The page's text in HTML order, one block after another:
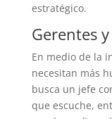
estratégico.
Gerentes
En medio de la
necesitan más
busca un jefe
que escuche,